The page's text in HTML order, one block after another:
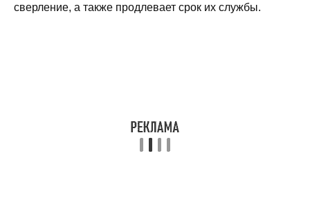
сверление, а также продлевает срок их службы.